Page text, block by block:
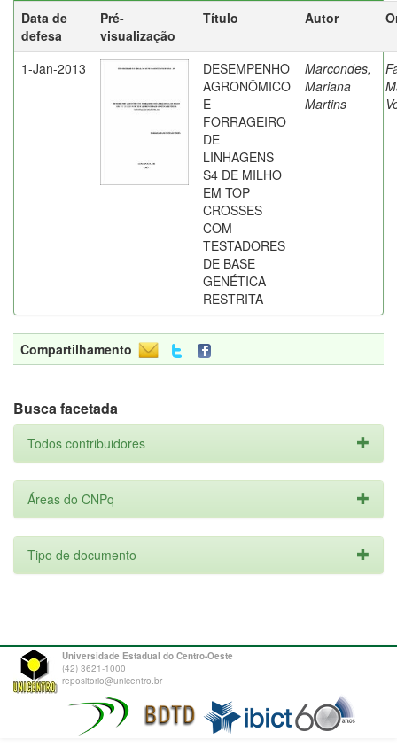
Data de
defesa
Pré-
visualização
Título Autor
1-Jan-2013
DESEMPENHO
AGRONÔMICO
E
FORRAGEIRO
DE
LINHAGENS
S4 DE MILHO
EM TOP
CROSSES
COM
TESTADORES
DE BASE
GENÉTICA
RESTRITA
Marcondes,
Mariana
Martins
Compartilhamento
Busca facetada
Todos contribuidores
Áreas do CNPq
Tipo de documento
Universidade Estadual do Centro-Oeste
(42) 3621-1000
repositorio@unicentro.br